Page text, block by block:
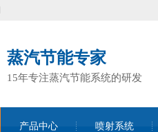
蒸汽节能专家
15年专注蒸汽节能系统的研发
产品中心 喷射系统